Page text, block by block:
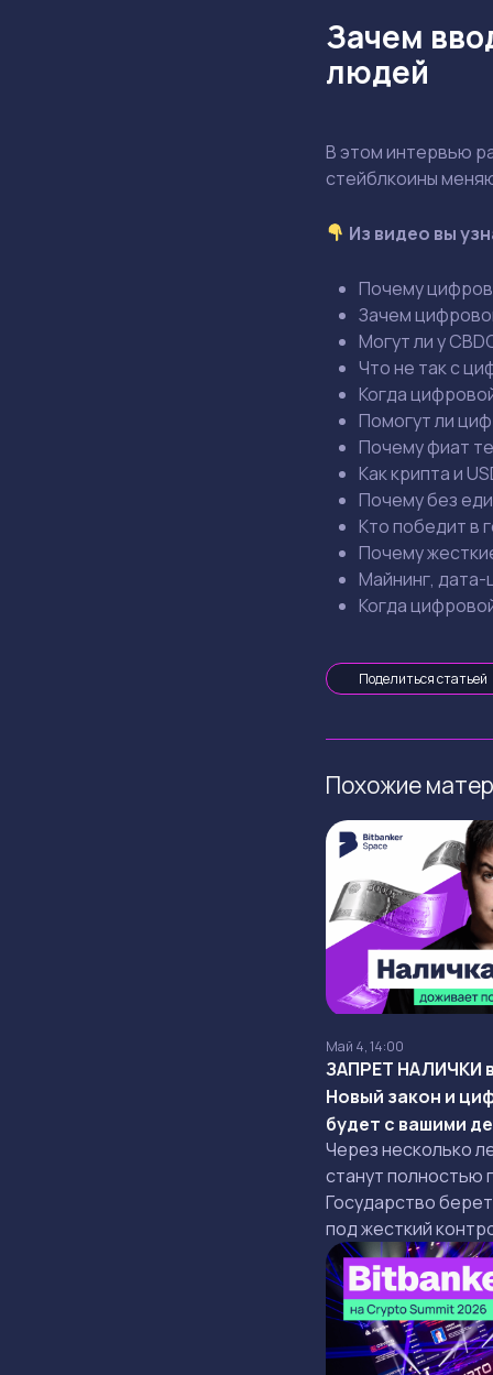
Зачем
людей
В этом интервью
стейблкоины
Из видео вы
Почему
Зачем
Могут ли у
Что не так с
Когда
Помогут ли
Почему фиат
Как крипта и
Почему без
Кто победит в
Почему
Майнинг, дата-
Когда
Поделиться статьей
Похожие
Май 4, 14:00
ЗАПРЕТ НАЛИЧКИ
Новый закон и
будет с вашими
Через несколько
станут полностью
Государство
под жесткий
привычным
цифровой рубль. В
разберем, как
сбережения и
цифровой